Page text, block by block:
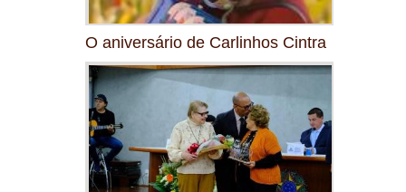
O aniversário de Carlinhos Cintra